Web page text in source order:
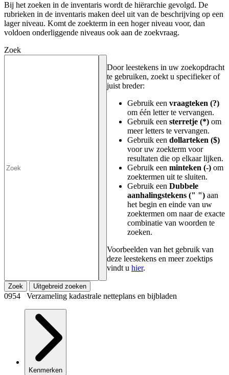
Bij het zoeken in de inventaris wordt de hiërarchie gevolgd. De
rubrieken in de inventaris maken deel uit van de beschrijving op een
lager niveau. Komt de zoekterm in een hoger niveau voor, dan
voldoen onderliggende niveaus ook aan de zoekvraag.
Zoek
Door leestekens in uw zoekopdracht
te gebruiken, zoekt u specifieker of
juist breder:
Gebruik een vraagteken (?)
om één letter te vervangen.
Gebruik een sterretje (*) om
meer letters te vervangen.
Gebruik een dollarteken ($)
voor uw zoekterm voor
resultaten die op elkaar lijken.
Gebruik een minteken (-) om
zoektermen uit te sluiten.
Gebruik een Dubbele
aanhalingstekens (" ") aan
het begin en einde van uw
zoektermen om naar de exacte
combinatie van woorden te
zoeken.
Voorbeelden van het gebruik van
deze leestekens en meer zoektips
vindt u hier.
Zoek Uitgebreid zoeken
0954 Verzameling kadastrale netteplans en bijbladen
Kenmerken